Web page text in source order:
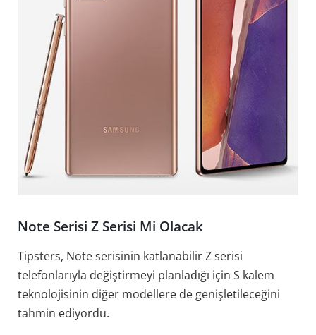
Note Serisi Z Serisi Mi Olacak
Tipsters, Note serisinin katlanabilir Z serisi
telefonlarıyla değiştirmeyi planladığı için S kalem
teknolojisinin diğer modellere de genişletileceğini
tahmin ediyordu.